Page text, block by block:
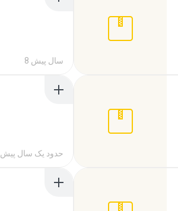
8 سال پیش
حدود یک سال پیش